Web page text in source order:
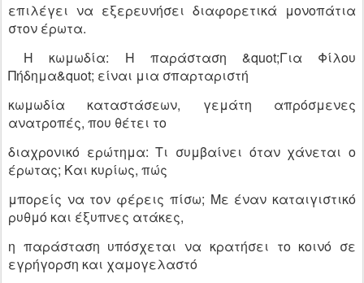
επιλέγει να εξερευνήσει διαφορετικά μονοπάτια
στον έρωτα.
Η κωμωδία: Η παράσταση &quot;Για Φίλου
Πήδημα&quot; είναι μια σπαρταριστή
κωμωδία καταστάσεων, γεμάτη απρόσμενες
ανατροπές, που θέτει το
διαχρονικό ερώτημα: Τι συμβαίνει όταν χάνεται ο
έρωτας; Και κυρίως, πώς
μπορείς να τον φέρεις πίσω; Με έναν καταιγιστικό
ρυθμό και έξυπνες ατάκες,
η παράσταση υπόσχεται να κρατήσει το κοινό σε
εγρήγορση και χαμογελαστό